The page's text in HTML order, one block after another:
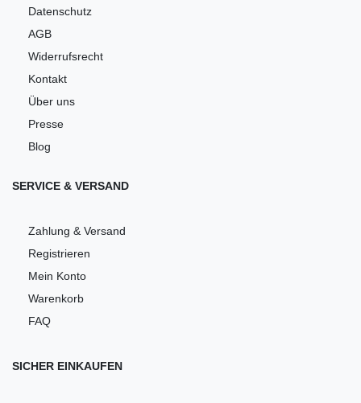
Datenschutz
AGB
Widerrufsrecht
Kontakt
Über uns
Presse
Blog
SERVICE & VERSAND
Zahlung & Versand
Registrieren
Mein Konto
Warenkorb
FAQ
SICHER EINKAUFEN